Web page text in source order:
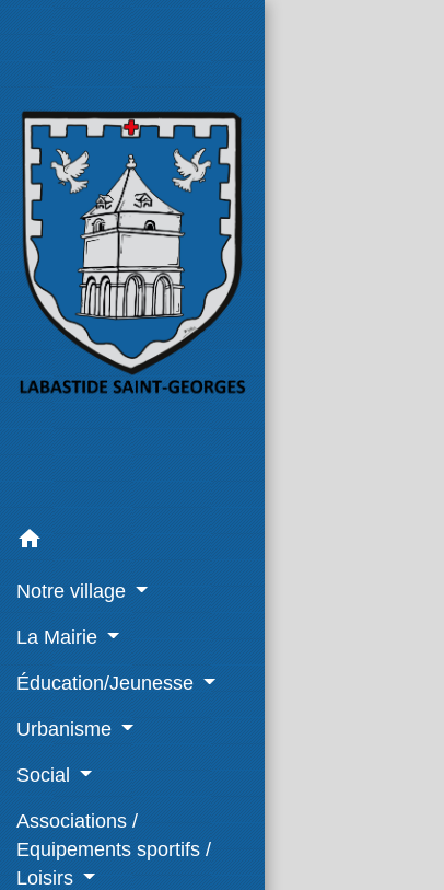
home
Notre village
La Mairie
Éducation/Jeunesse
Urbanisme
Social
Associations /
Equipements sportifs /
Loisirs